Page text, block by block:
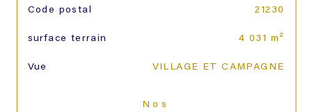
TRAD_SIROCCO_Caracteristique
Code postal 21230
surface terrain 4 031 m²
Vue VILLAGE ET CAMPAGNE
Nos